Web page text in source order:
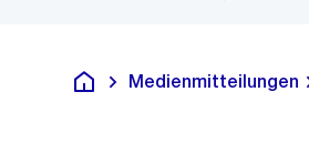
Deutsch
Medienmitteilungen